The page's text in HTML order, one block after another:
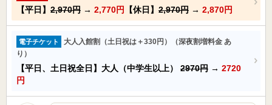
【平日】 2,970円 → 2,770円 【休日】 2,970円 → 2,870円
電子チケット
大人入館割（土日祝は＋330円）（深夜割増料金 あ
り）
【平日、土日祝全日】大人（中学生以上） 2970円 → 2720
円